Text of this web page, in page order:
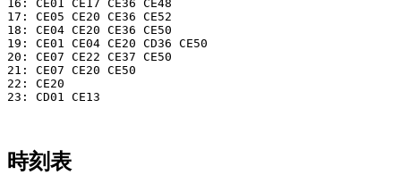
16: CE01 CE17 CE36 CE48
17: CE05 CE20 CE36 CE52
18: CE04 CE20 CE36 CE50
19: CE01 CE04 CE20 CD36 CE50
20: CE07 CE22 CE37 CE50
21: CE07 CE20 CE50
22: CE20
23: CD01 CE13
時刻表